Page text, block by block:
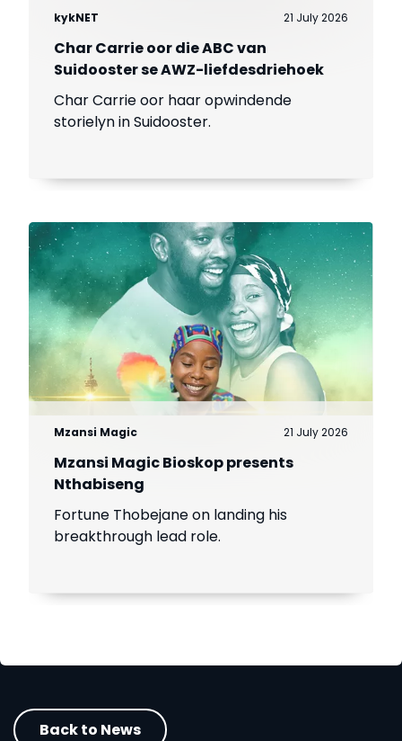
kykNET 21 July 2026
Char Carrie oor die ABC van
Suidooster se AWZ-liefdesdriehoek
Char Carrie oor haar opwindende
storielyn in Suidooster.
Mzansi Magic 21 July 2026
Mzansi Magic Bioskop presents
Nthabiseng
Fortune Thobejane on landing his
breakthrough lead role.
Back to News